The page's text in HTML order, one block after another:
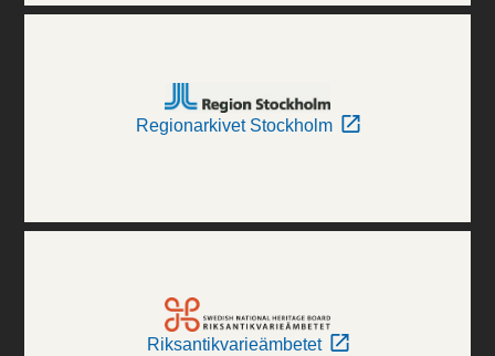
Regionarkivet Stockholm
Riksantikvarieämbetet